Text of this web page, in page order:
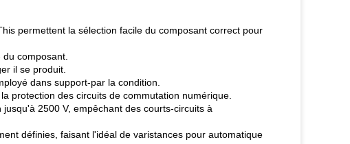
permettent la sélection facile du composant correct pour
composant.
il se produit.
dans support-par la condition.
protection des circuits de commutation numérique.
2500 V, empêchant des courts-circuits à
définies, faisant l'idéal de varistances pour automatique